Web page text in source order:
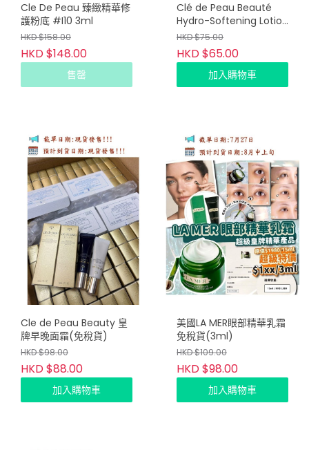
Cle De Peau 臻緻精華修
護粉底 #I10 3ml
HKD $158.00
HKD $148.00
售罄
Clé de Peau Beauté
Hydro-Softening Lotion
鉑鑽凝亮柔膚水 30ML
HKD $75.00
HKD $65.00
加入購物車
Cle de Peau Beauty 皇
牌早晚面霜(免稅貨)
HKD $98.00
HKD $88.00
加入購物車
美國LA MER眼部精華乳霜
免稅貨(3ml)
HKD $109.00
HKD $98.00
加入購物車